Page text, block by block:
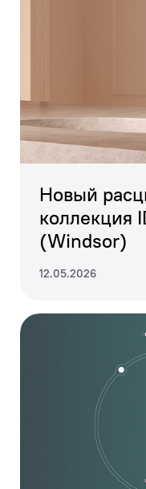
Новый
коллекция
(Windsor)
12.05.2026